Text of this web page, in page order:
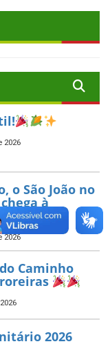
2026
o São João no
à
2026
Caminho
2026